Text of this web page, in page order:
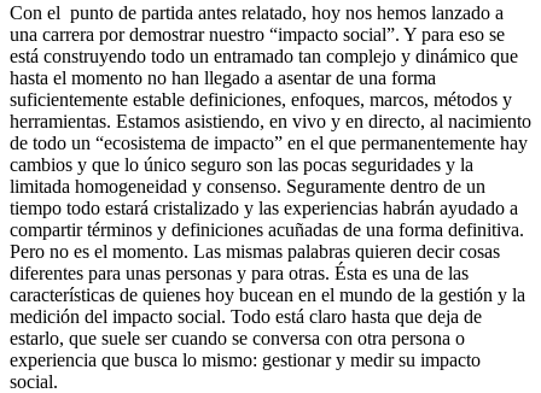
Con el punto de partida antes relatado, hoy nos hemos lanzado a
una carrera por demostrar nuestro “impacto social”. Y para eso se
está construyendo todo un entramado tan complejo y dinámico que
hasta el momento no han llegado a asentar de una forma
suficientemente estable definiciones, enfoques, marcos, métodos y
herramientas. Estamos asistiendo, en vivo y en directo, al nacimiento
de todo un “ecosistema de impacto” en el que permanentemente hay
cambios y que lo único seguro son las pocas seguridades y la
limitada homogeneidad y consenso. Seguramente dentro de un
tiempo todo estará cristalizado y las experiencias habrán ayudado a
compartir términos y definiciones acuñadas de una forma definitiva.
Pero no es el momento. Las mismas palabras quieren decir cosas
diferentes para unas personas y para otras. Ésta es una de las
características de quienes hoy bucean en el mundo de la gestión y la
medición del impacto social. Todo está claro hasta que deja de
estarlo, que suele ser cuando se conversa con otra persona o
experiencia que busca lo mismo: gestionar y medir su impacto
social.